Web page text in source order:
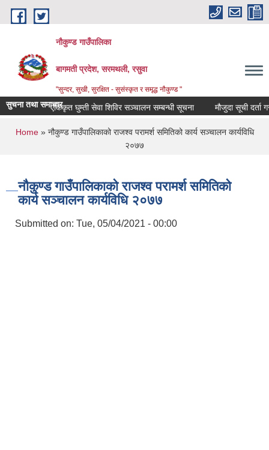
Skip to main content
नौकुण्ड गाउँपालिका
बागमती प्रदेश, सरमथली, रसुवा
"सुन्दर, सुखी, सुरक्षित - सुसंस्कृत र समृद्ध नौकुण्ड "
सुचना तथा समाचारएकिकृत घुम्ती सेवा शिविर सञ्‍चालन सम्बन्धी सूचना मौजुदा सूची दर्ता
You are here
Home» नौकुण्ड गाउँपालिकाको राजश्व परामर्श समितिको कार्य सञ्चालन कार्यविधि
२०७७
नौकुण्ड गाउँपालिकाको राजश्व परामर्श समितिको
कार्य सञ्चालन कार्यविधि २०७७
Submitted on: Tue, 05/04/2021 - 00:00